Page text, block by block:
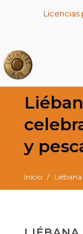
Licencias
y
Inicio